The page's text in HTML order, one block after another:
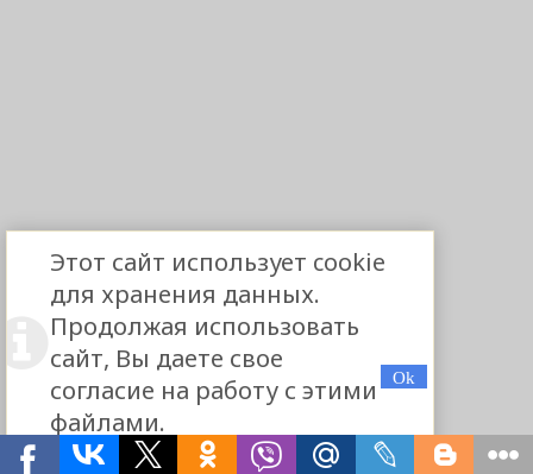
Этот сайт использует cookie
для хранения данных.
Продолжая использовать
сайт, Вы даете свое
согласие на работу с этими
файлами.